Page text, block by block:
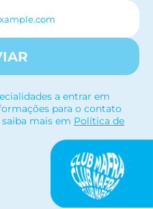
a entrar em
para o contato
mais em Política de